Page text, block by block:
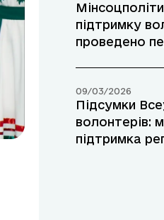
підтримку
проведено
09/03/2026
Підсумки
волонтерів:
підтримка